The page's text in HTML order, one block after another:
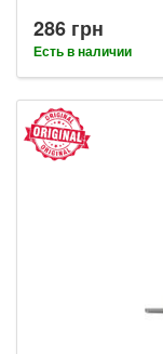
286 грн
Есть в наличии